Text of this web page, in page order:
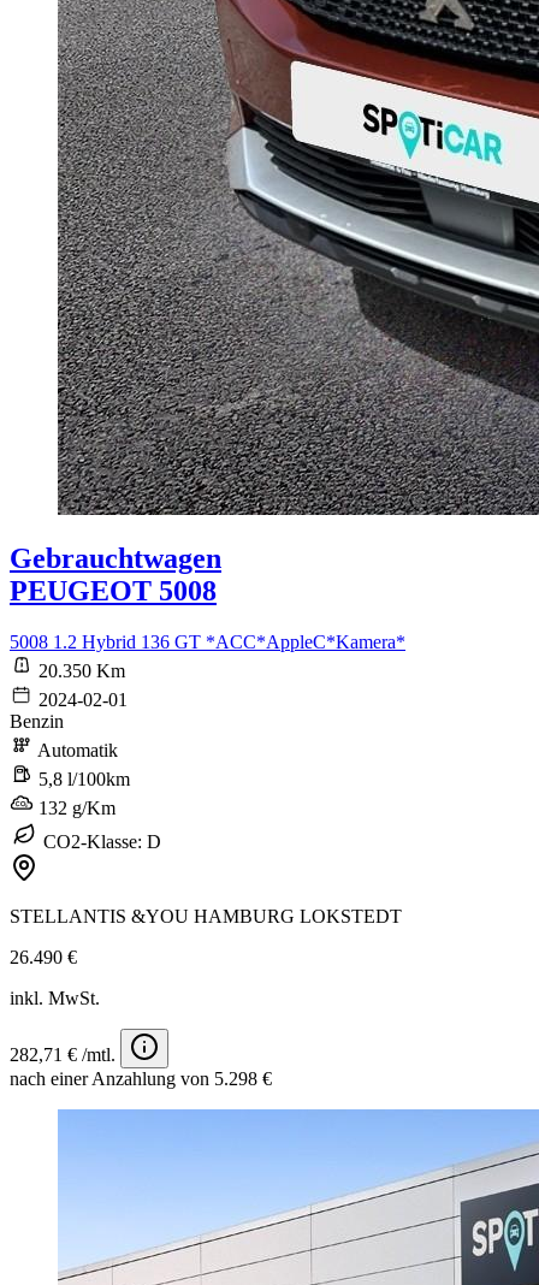
Gebrauchtwagen
PEUGEOT 5008
5008 1.2 Hybrid 136 GT *ACC*AppleC*Kamera*
20.350 Km
2024-02-01
Benzin
Automatik
5,8 l/100km
132 g/Km
CO2-Klasse: D
STELLANTIS &YOU HAMBURG LOKSTEDT
26.490 €
inkl. MwSt.
282,71 € /mtl.
nach einer Anzahlung von 5.298 €